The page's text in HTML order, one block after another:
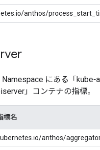
anthos/
にある「kube-
」コンテナの指標。
標名
anthos/